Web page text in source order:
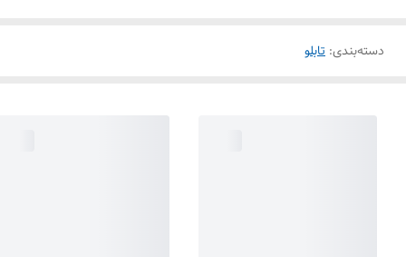
دسته‌بندی: تابلو